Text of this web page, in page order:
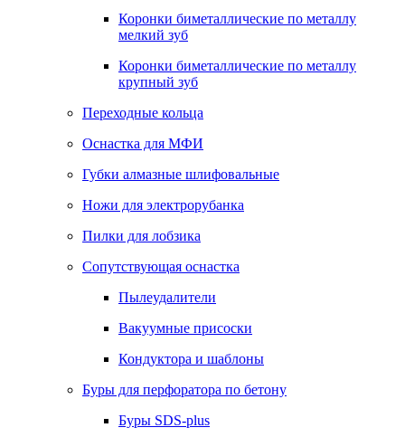
Коронки биметаллические по металлу
мелкий зуб
Коронки биметаллические по металлу
крупный зуб
Переходные кольца
Оснастка для МФИ
Губки алмазные шлифовальные
Ножи для электрорубанка
Пилки для лобзика
Сопутствующая оснастка
Пылеудалители
Вакуумные присоски
Кондуктора и шаблоны
Буры для перфоратора по бетону
Буры SDS-plus